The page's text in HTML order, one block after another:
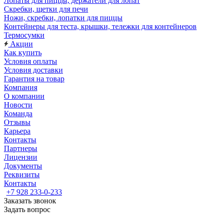
Скребки, щетки для печи
Ножи, скребки, лопатки для пиццы
Контейнеры для теста, крышки, тележки для контейнеров
Термосумки
Акции
Как купить
Условия оплаты
Условия доставки
Гарантия на товар
Компания
О компании
Новости
Команда
Отзывы
Карьера
Контакты
Партнеры
Лицензии
Документы
Реквизиты
Контакты
+7 928 233-0-233
Заказать звонок
Задать вопрос